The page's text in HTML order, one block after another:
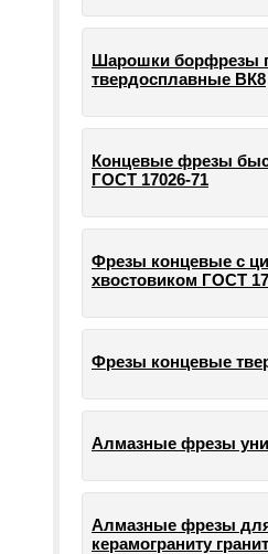
Шарошки борфрезы
твердосплавные ВК8
Концевые фрезы
ГОСТ 17026-71
Фрезы концевые с
хвостовиком ГОСТ
Фрезы концевые
Алмазные фрезы
Алмазные фрезы
керамограниту